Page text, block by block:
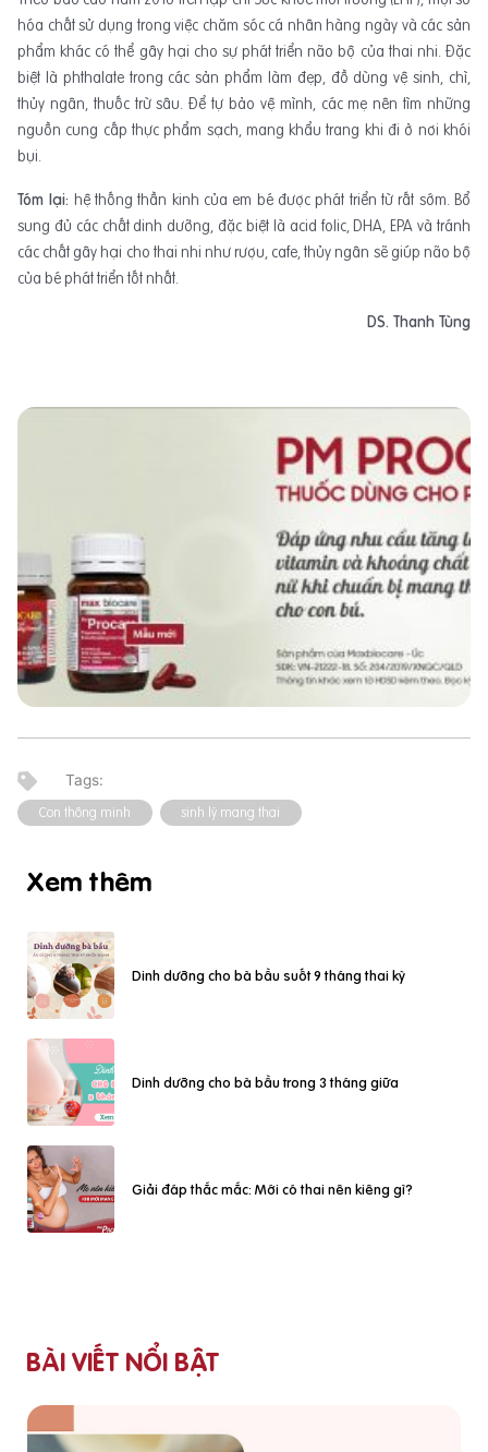
hóa chất sử dụng trong việc chăm sóc cá nhân hàng ngày và các sản
phẩm khác có thể gây hại cho sự phát triển não bộ của thai nhi. Đặc
biệt là phthalate trong các sản phẩm làm đẹp, đồ dùng vệ sinh, chì,
thủy ngân, thuốc trừ sâu. Để tự bảo vệ mình, các mẹ nên tìm những
nguồn cung cấp thực phẩm sạch, mang khẩu trang khi đi ở nơi khói
bụi.
Tóm lại: hệ thống thần kinh của em bé được phát triển từ rất sớm. Bổ
sung đủ các chất dinh dưỡng, đặc biệt là acid folic, DHA, EPA và tránh
các chất gây hại cho thai nhi như rượu, cafe, thủy ngân sẽ giúp não bộ
của bé phát triển tốt nhất.
DS. Thanh Tùng
Con thông minh sinh lý mang thai
Xem thêm
Dinh dưỡng cho bà bầu suốt 9 tháng thai kỳ
Dinh dưỡng cho bà bầu trong 3 tháng giữa
Giải đáp thắc mắc: Mới có thai nên kiêng gì?
BÀI VIẾT NỔI BẬT